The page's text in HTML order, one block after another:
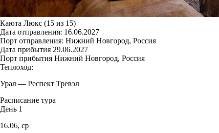
Каюта Люкс (15 из 15)
Дата отправления: 16.06.2027
Порт отправления: Нижний Новгород, Россия
Дата прибытия 29.06.2027
Порт прибытия Нижний Новгород, Россия
Теплоход:
Урал — Респект Тревэл
Расписание тура
День 1
16.06, ср